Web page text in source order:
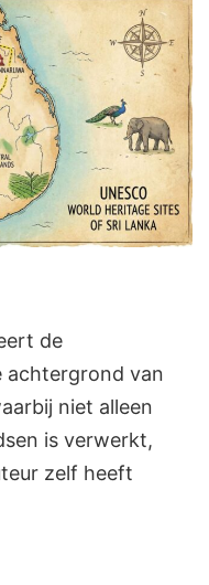
de
achtergrond van
niet alleen
is verwerkt,
zelf heeft